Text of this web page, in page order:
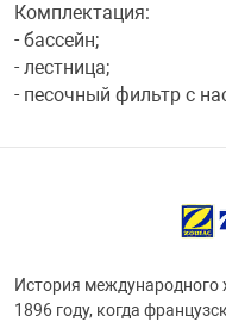
Комплектация:
- бассейн;
- лестница;
- песочный фильтр с
История международного
1896 году, когда